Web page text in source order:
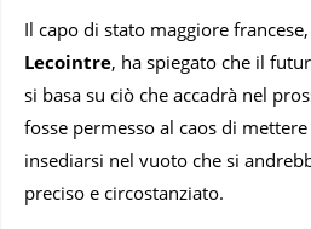
Il capo di stato maggiore
Lecointre, ha spiegato che il
si basa su ciò che accadrà nel
fosse permesso al caos di
insediarsi nel vuoto che si
preciso e circostanziato.